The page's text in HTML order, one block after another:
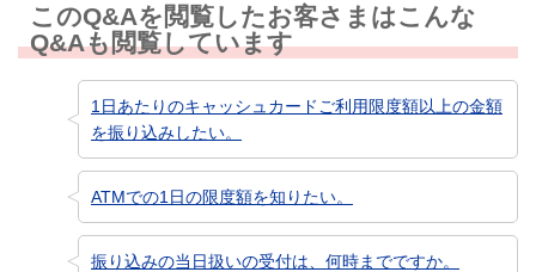
このQ&Aを閲覧したお客さまはこんな
Q&Aも閲覧しています
1日あたりのキャッシュカードご利用限度額以上の金額
を振り込みしたい。
ATMでの1日の限度額を知りたい。
振り込みの当日扱いの受付は、何時までですか。